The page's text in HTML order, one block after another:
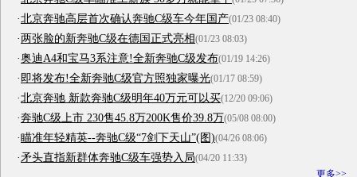
·北京奔驰高层首次确认奔驰C级车今年国产(01/23 08:40)
·两张脸的新奔驰C级在德国正式亮相(01/23 08:03)
·奥迪A4和宝马3系注意!全新奔驰C级发布(01/19 14:26)
· 即将发布!全新奔驰C级官方照独家曝光(01/17 08:59)
·北京奔驰 新款奔驰C级明年40万元可以买(12/20 09:06)
·奔驰C级上市 230售45.8万200K售价39.8万(05/08 08:00)
·瞄准年轻精英--奔驰C级“7剑下天山”(图)(04/26 08:06)
·矛头直指新群体奔驰C级车强势入局(04/20 11:33)
更多>>